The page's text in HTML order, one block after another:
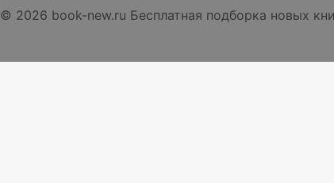
© 2026 book-new.ru Бесплатная подборка новых